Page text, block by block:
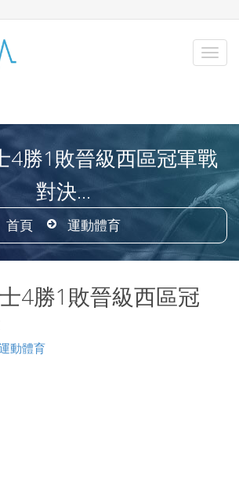
4勝1敗晉級西區冠軍戰
對決...
首頁 運動體育
4勝1敗晉級西區冠
動體育